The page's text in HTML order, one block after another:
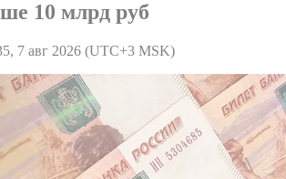
10 млрд руб
7 авг 2026 (UTC+3 MSK)